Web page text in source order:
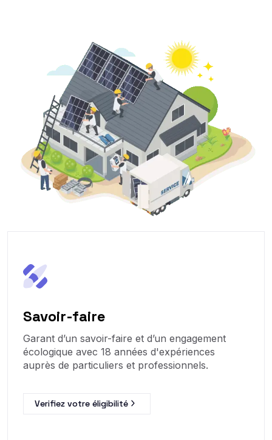
Savoir-faire
Garant d’un savoir-faire et d’un engagement
écologique avec 18 années d'expériences
auprès de particuliers et professionnels.
Verifiez votre éligibilité